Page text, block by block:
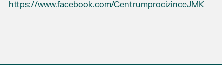
https://www.facebook.com/CentrumprocizinceJMK